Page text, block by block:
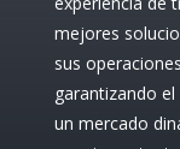
mejores
sus
garantizando
un mercado